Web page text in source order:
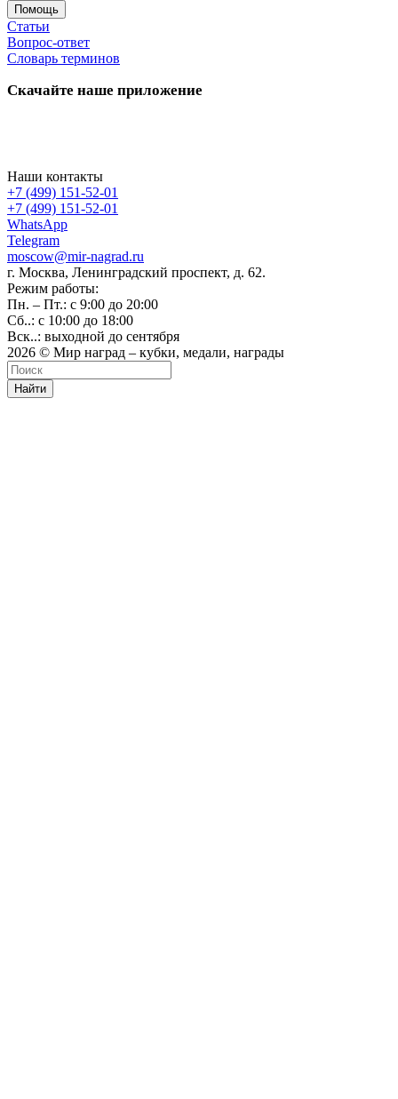
Помощь
Статьи
Вопрос-ответ
Словарь терминов
Скачайте наше приложение
Наши контакты
+7 (499) 151-52-01
+7 (499) 151-52-01
WhatsApp
Telegram
moscow@mir-nagrad.ru
г. Москва, Ленинградский проспект, д. 62.
Режим работы:
Пн. – Пт.: с 9:00 до 20:00
Сб..: с 10:00 до 18:00
Вск..: выходной до сентября
2026 © Мир наград – кубки, медали, награды
Найти